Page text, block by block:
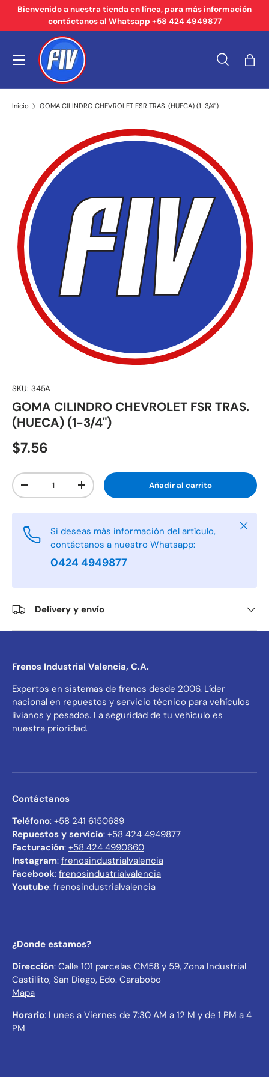
Ir al contenido
Bienvenido a nuestra tienda en línea, para más información
contáctanos al Whatsapp +58 424 4949877
Buscar
Tipo de producto
Buscar
Menú
Inicio GOMA CILINDRO CHEVROLET FSR TRAS. (HUECA) (1-3/4")
SKU: 345A
GOMA CILINDRO CHEVROLET FSR TRAS.
(HUECA) (1-3/4")
$7.56
Cant.
-
+ Añadir al carrito
Si deseas más información del artículo,
contáctanos a nuestro Whatsapp:
0424 4949877
Cerrar
Delivery y envío
Frenos Industrial Valencia, C.A.
Expertos en sistemas de frenos desde 2006. Líder
nacional en repuestos y servicio técnico para vehículos
livianos y pesados. La seguridad de tu vehículo es
nuestra prioridad.
Contáctanos
Teléfono: +58 241 6150689
Repuestos y servicio: +58 424 4949877
Facturación: +58 424 4990660
Instagram: frenosindustrialvalencia
Facebook: frenosindustrialvalencia
Youtube: frenosindustrialvalencia
¿Donde estamos?
Dirección: Calle 101 parcelas CM58 y 59, Zona Industrial
Castillito, San Diego, Edo. Carabobo
Mapa
Horario: Lunes a Viernes de 7:30 AM a 12 M y de 1 PM a 4
PM